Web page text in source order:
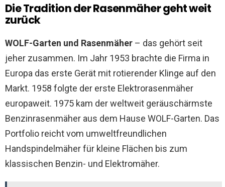
Die Tradition der Rasenmäher geht weit
zurück
WOLF-Garten und Rasenmäher – das gehört seit
jeher zusammen. Im Jahr 1953 brachte die Firma in
Europa das erste Gerät mit rotierender Klinge auf den
Markt. 1958 folgte der erste Elektrorasenmäher
europaweit. 1975 kam der weltweit geräuschärmste
Benzinrasenmäher aus dem Hause WOLF-Garten. Das
Portfolio reicht vom umweltfreundlichen
Handspindelmäher für kleine Flächen bis zum
klassischen Benzin- und Elektromäher.